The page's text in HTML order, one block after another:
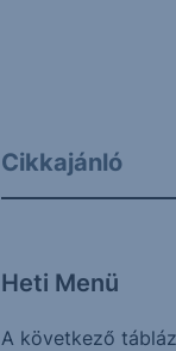
Cikkajánló
Heti Menü
A következő